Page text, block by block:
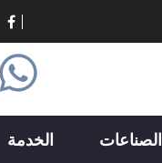
الصناعات الخدمة